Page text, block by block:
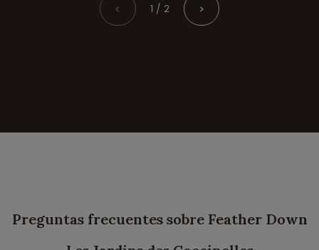
< 1 / 2 >
Preguntas frecuentes sobre Feather Down